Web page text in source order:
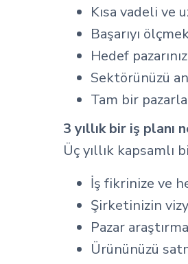
Kısa vadeli ve
Başarıyı
Hedef
Sektörünüzü
Tam bir
3 yıllık bir iş planı
Üç yıllık kapsamlı
İş fikrinize ve
Şirketinizin
Pazar
Ürününüzü